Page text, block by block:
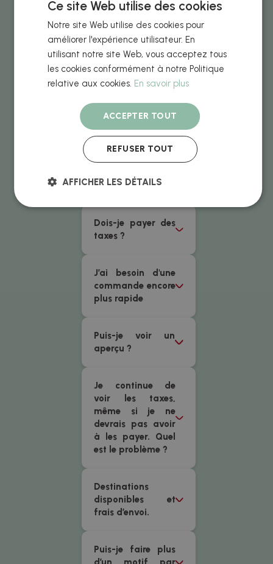
chaque produit ?
Modes de
paiement
acceptés
Quel est le coût
Quand recevrais-
?
Dois-je payer des
taxes ?
J’ai besoin d'une
commande encore
plus rapide
Puis-je voir un
aperçu ?
Je continue de
voir les taxes,
même si je ne
devrais pas avoir
à les payer. Quel
est le problème ?
Destinations
disponibles et
frais d’envoi.
Puis-je faire plus
Ce site Web utilise des cookies
Notre site Web utilise des cookies pour
améliorer l'expérience utilisateur. En
utilisant notre site Web, vous acceptez tous
les cookies conformément à notre Politique
relative aux cookies. En savoir plus
ACCEPTER TOUT
REFUSER TOUT
AFFICHER LES DÉTAILS